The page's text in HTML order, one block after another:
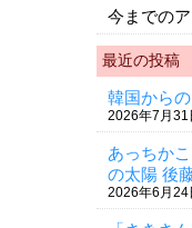
今までの
最近の投稿
韓国から
2026年7月31
あっちか
の太陽 後
2026年6月24